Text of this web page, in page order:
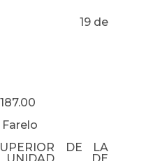
DE LA